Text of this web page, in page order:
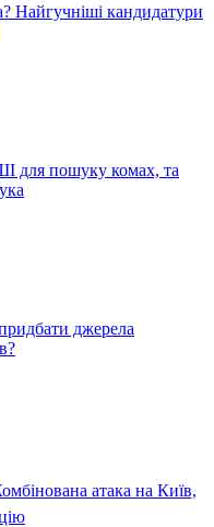
Найгучніші кандидатури
для пошуку комах, та
джерела
атака на Київ,